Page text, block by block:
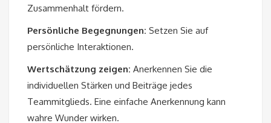
Zusammenhalt fördern.
Persönliche Begegnungen: Setzen Sie auf
persönliche Interaktionen.
Wertschätzung zeigen: Anerkennen Sie die
individuellen Stärken und Beiträge jedes
Teammitglieds. Eine einfache Anerkennung kann
wahre Wunder wirken.